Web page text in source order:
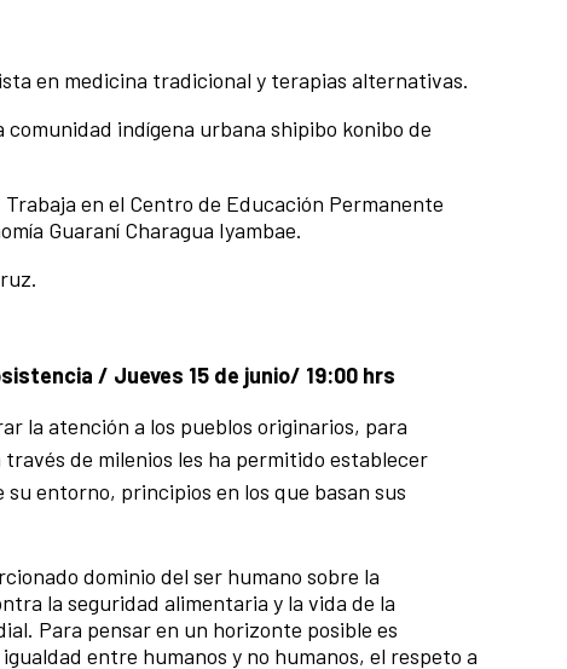
en medicina tradicional y terapias alternativas.
indígena urbana shipibo konibo de
en el Centro de Educación Permanente
Guaraní Charagua Iyambae.
/ Jueves 15 de junio/ 19:00 hrs
la atención a los pueblos originarios, para
de milenios les ha permitido establecer
entorno, principios en los que basan sus
dominio del ser humano sobre la
la seguridad alimentaria y la vida de la
Para pensar en un horizonte posible es
entre humanos y no humanos, el respeto a